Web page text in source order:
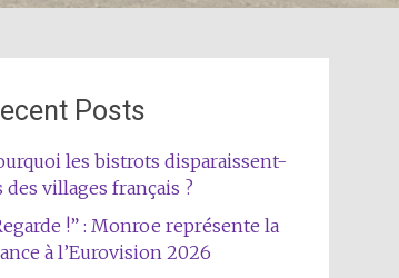
Posts
les bistrots disparaissent-
des villages français ?
!” : Monroe représente la
à l’Eurovision 2026